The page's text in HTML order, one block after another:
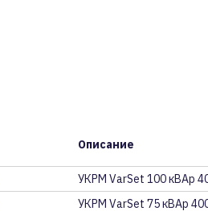
Описание
УКРМ VarSet 100 кВАр
УКРМ VarSet 75 кВАр